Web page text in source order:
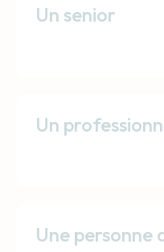
Un senior
Un
Une personne